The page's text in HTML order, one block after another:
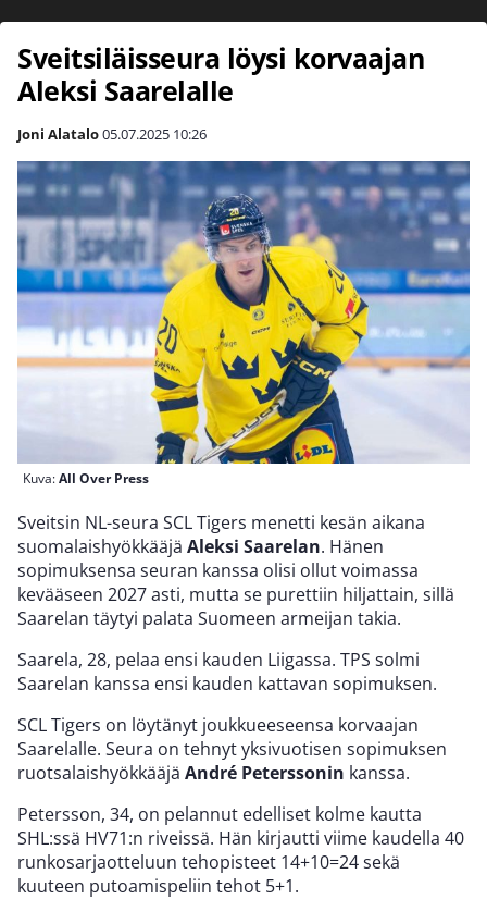
Sveitsiläisseura löysi korvaajan
Aleksi Saarelalle
Joni Alatalo05.07.2025 10:26
Kuva:All Over Press
Sveitsin NL-seura SCL Tigers menetti kesän aikana
suomalaishyökkääjä Aleksi Saarelan. Hänen
sopimuksensa seuran kanssa olisi ollut voimassa
kevääseen 2027 asti, mutta se purettiin hiljattain, sillä
Saarelan täytyi palata Suomeen armeijan takia.
Saarela, 28, pelaa ensi kauden Liigassa. TPS solmi
Saarelan kanssa ensi kauden kattavan sopimuksen.
SCL Tigers on löytänyt joukkueeseensa korvaajan
Saarelalle. Seura on tehnyt yksivuotisen sopimuksen
ruotsalaishyökkääjä André Peterssonin kanssa.
Petersson, 34, on pelannut edelliset kolme kautta
SHL:ssä HV71:n riveissä. Hän kirjautti viime kaudella 40
runkosarjaotteluun tehopisteet 14+10=24 sekä
kuuteen putoamispeliin tehot 5+1.